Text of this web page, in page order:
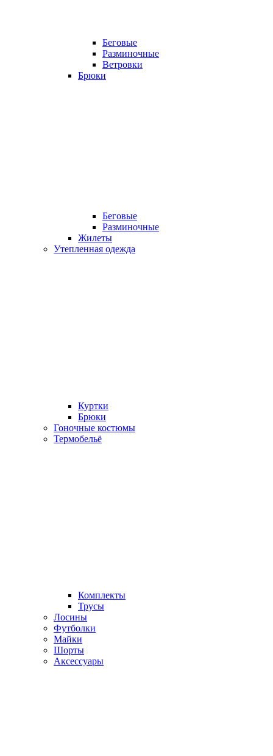
Беговые
Разминочные
Ветровки
Брюки
Беговые
Разминочные
Жилеты
Утепленная одежда
Куртки
Брюки
Гоночные костюмы
Термобельё
Комплекты
Трусы
Лосины
Футболки
Майки
Шорты
Аксессуары